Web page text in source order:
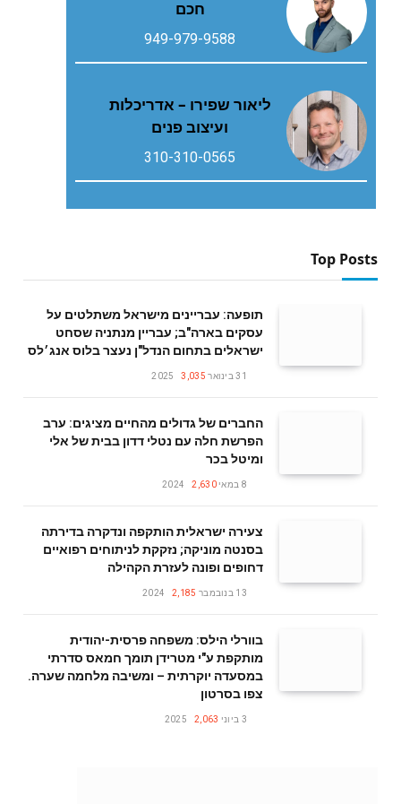
חכם
949-979-9588
ליאור שפירו – אדריכלות
ועיצוב פנים
310-310-0565
Top Posts
תופעה: עבריינים מישראל משתלטים על
עסקים בארה"ב; עבריין מנתניה שסחט
ישראלים בתחום הנדל"ן נעצר בלוס אנג׳לס
31 בינואר 2025 3,035
החברים של גדולים מהחיים מציגים: ערב
הפרשת חלה עם נטלי דדון בבית של אלי
ומיטל בכר
8 במאי 2024 2,630
צעירה ישראלית הותקפה ונדקרה בדירתה
בסנטה מוניקה; נזקקת לניתוחים רפואיים
דחופים ופונה לעזרת הקהילה
13 בנובמבר 2024 2,185
בוורלי הילס: משפחה פרסית-יהודית
מותקפת ע"י מטרידן תומך חמאס סדרתי
במסעדה יוקרתית – ומשיבה מלחמה שערה.
צפו בסרטון
3 ביוני 2025 2,063